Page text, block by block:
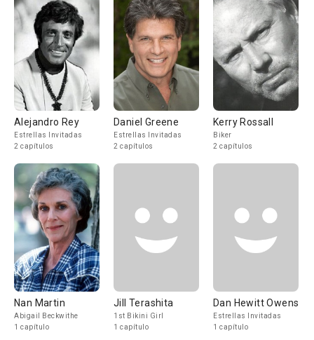
Alejandro Rey
Estrellas Invitadas
2 capítulos
Daniel Greene
Estrellas Invitadas
2 capítulos
Kerry Rossall
Biker
2 capítulos
Nan Martin
Abigail Beckwithe
1 capítulo
Jill Terashita
1st Bikini Girl
1 capítulo
Dan Hewitt Owens
Estrellas Invitadas
1 capítulo